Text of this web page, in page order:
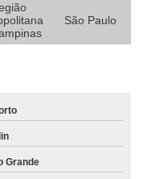
São Paulo
Grande